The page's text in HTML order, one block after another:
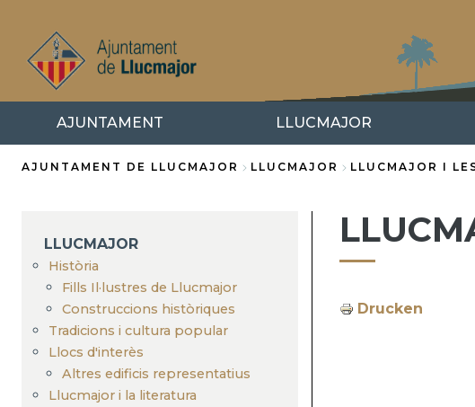
Inhalt
AJUNTAMENT LLUCMAJOR
AJUNTAMENT DE LLUCMAJOR LLUCMAJOR LLUCMAJOR I
LLUCMAJOR
Història
Fills Il·lustres de Llucmajor
Construccions històriques
Tradicions i cultura popular
Llocs d'interès
Altres edificis representatius
Llucmajor i la literatura
Drucken